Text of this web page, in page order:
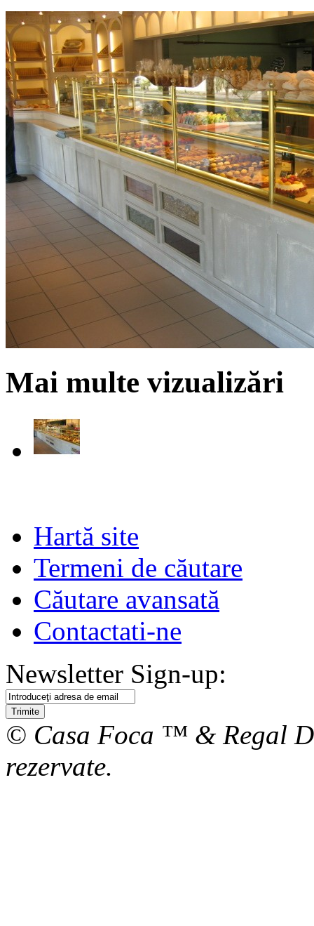
Mai multe vizualizări
Hartă site
Termeni de căutare
Căutare avansată
Contactati-ne
Newsletter Sign-up:
Trimite
© Casa Foca ™ & Regal
rezervate.